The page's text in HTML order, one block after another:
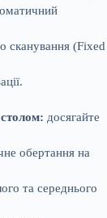
сканування (Fixed
досягайте
обертання на
та середнього